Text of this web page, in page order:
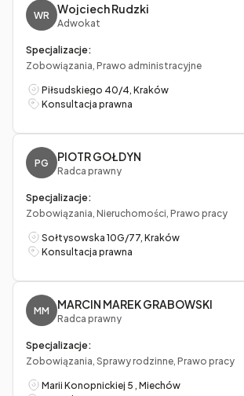
WR Wojciech Rudzki
Adwokat
Specjalizacje:
Zobowiązania, Prawo administracyjne
Piłsudskiego 40/4, Kraków
Konsultacja prawna
PG PIOTR GOŁDYN
Radca prawny
Specjalizacje:
Zobowiązania, Nieruchomości, Prawo pracy
Sołtysowska 10G/77, Kraków
Konsultacja prawna
MM MARCIN MAREK GRABOWSKI
Radca prawny
Specjalizacje:
Zobowiązania, Sprawy rodzinne, Prawo pracy
Marii Konopnickiej 5 , Miechów